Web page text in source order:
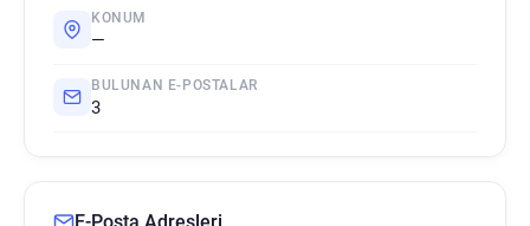
KONUM
—
BULUNAN E-POSTALAR
3